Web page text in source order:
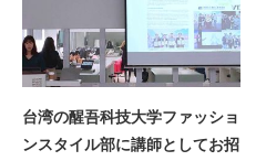
台湾の醒吾科技大学ファッショ
ンスタイル部に講師としてお招